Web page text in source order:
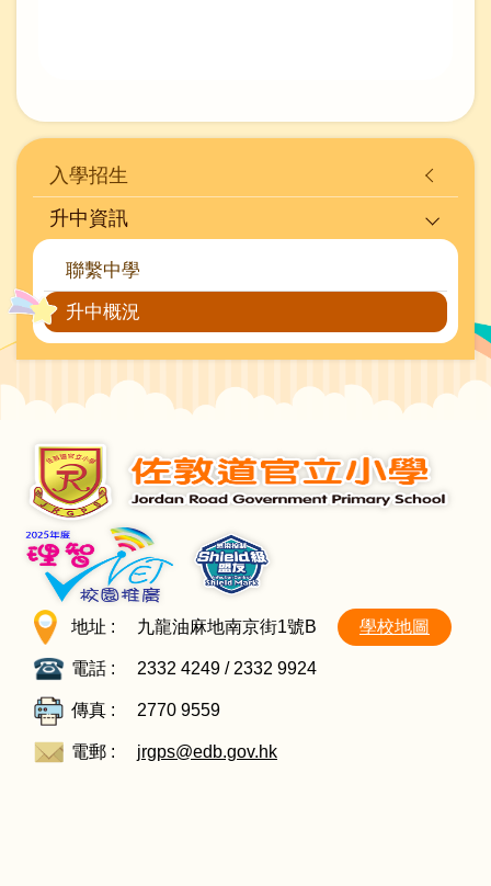
Main
navigation
入學招生
升中資訊
聯繫中學
升中概況
地址 : 九龍油麻地南京街1號B 學校地圖
電話 : 2332 4249 / 2332 9924
傳真 : 2770 9559
電郵 : jrgps@edb.gov.hk